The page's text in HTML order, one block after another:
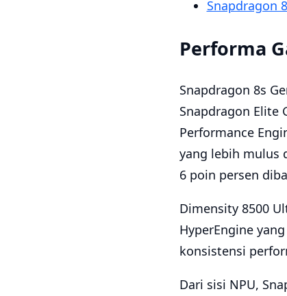
Snapdragon
Performa
Snapdragon 8s
Snapdragon Elite
Performance
yang lebih mulus
6 poin persen
Dimensity 8500
HyperEngine
konsistensi
Dari sisi NPU,